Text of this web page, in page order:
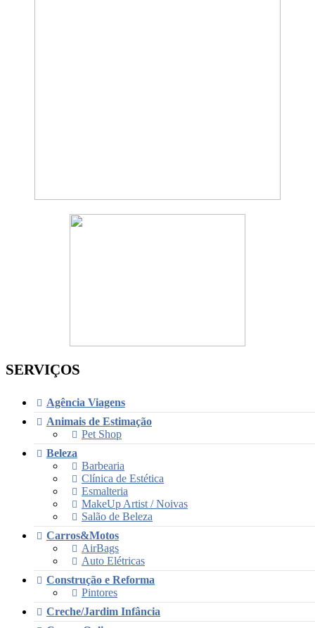
SERVIÇOS
Agência Viagens
Animais de Estimação
Pet Shop
Beleza
Barbearia
Clínica de Estética
Esmalteria
MakeUp Artist / Noivas
Salão de Beleza
Carros&Motos
AirBags
Auto Elétricas
Construção e Reforma
Pintores
Creche/Jardim Infância